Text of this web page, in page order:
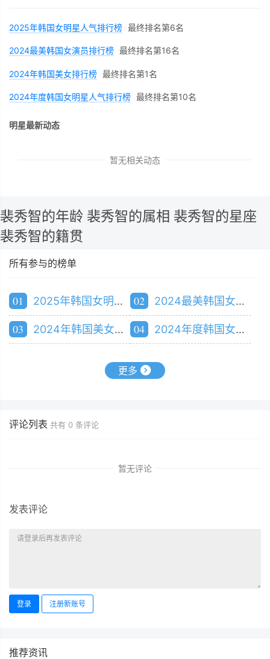
2025年韩国女明星人气排行榜 最终排名第6名
2024最美韩国女演员排行榜 最终排名第16名
2024年韩国美女排行榜 最终排名第1名
2024年度韩国女明星人气排行榜 最终排名第10名
明星最新动态
暂无相关动态
裴秀智的年龄 裴秀智的属相 裴秀智的星座
裴秀智的籍贯
所有参与的榜单
01 2025年韩国女明星人气排行榜 02 2024最美韩国女演员排行榜
03 2024年韩国美女排行榜 04 2024年度韩国女明星人气排行榜
更多
评论列表 共有 0 条评论
暂无评论
发表评论
登录 注册新账号
推荐资讯